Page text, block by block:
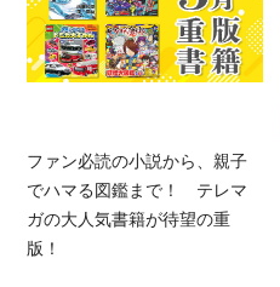
ファン必読の小説から、親子
でハマる図鑑まで！ テレマ
ガの大人気書籍が待望の重
版！